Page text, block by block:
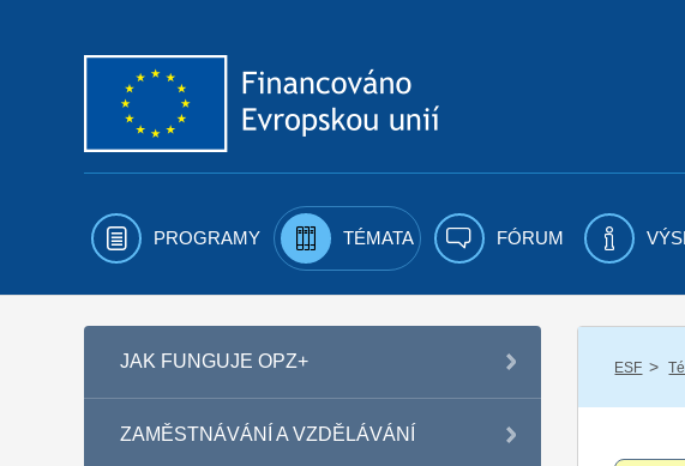
PROGRAMY TÉMATA FÓRUM
JAK FUNGUJE OPZ+
ZAMĚSTNÁVÁNÍ A VZDĚLÁVÁNÍ
ESF /